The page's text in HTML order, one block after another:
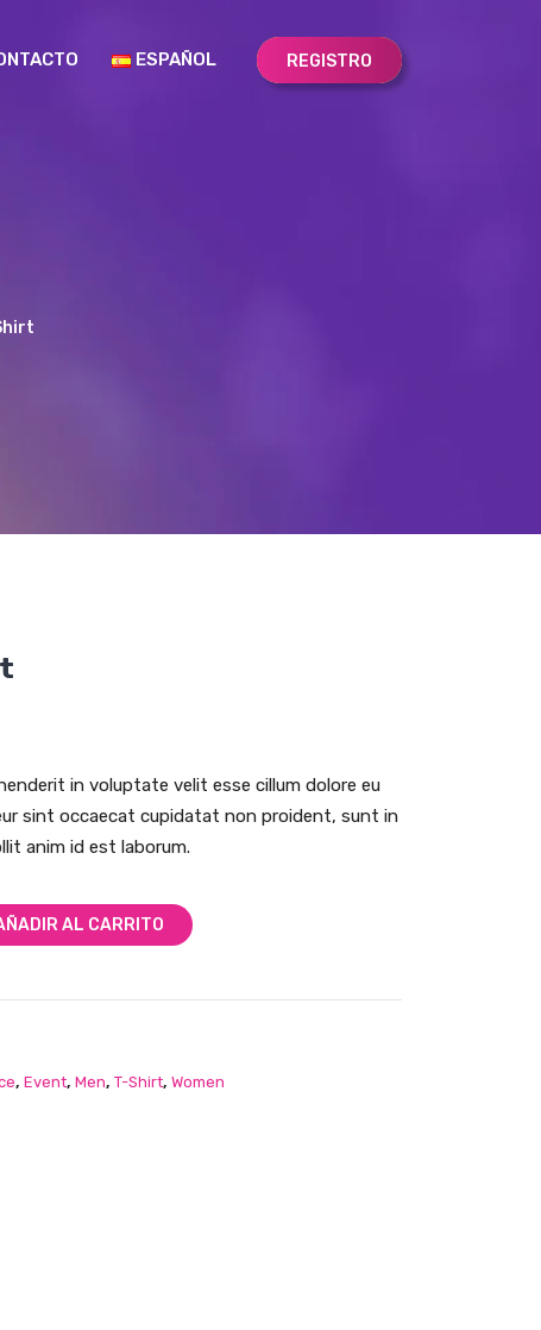
REGISTRO
ESPAÑOL
in voluptate velit esse cillum dolore eu
sint occaecat cupidatat non proident, sunt in
anim id est laborum.
AL CARRITO
,Event,Men,T-Shirt,Women